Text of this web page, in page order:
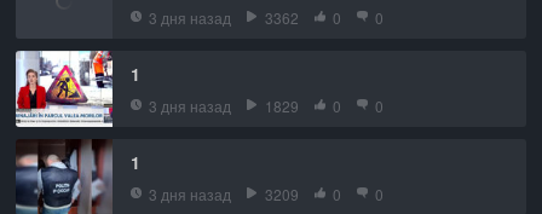
3 дня назад 3362 0 0
1
3 дня назад 1829 0 0
1
3 дня назад 3209 0 0